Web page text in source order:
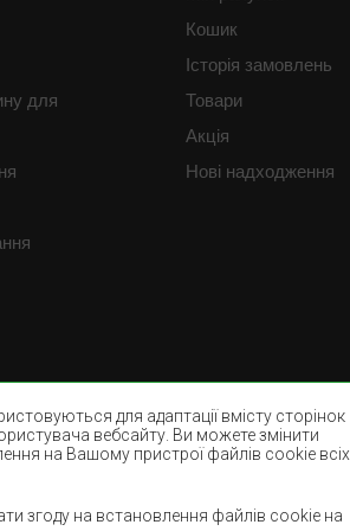
для адаптації вмісту сторінок
вебсайту. Ви можете змінити
на Вашому пристрої файлів cookie всіх
згоду на встановлення файлів cookie на
для
Кошик
Історія замовлень
Товари
Акція
Нові надходження
Світло-коричневі килими